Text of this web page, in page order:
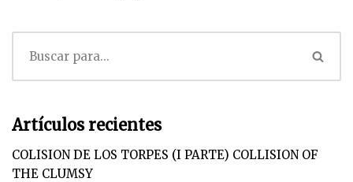
Artículos recientes
COLISION DE LOS TORPES (I PARTE) COLLISION OF
THE CLUMSY